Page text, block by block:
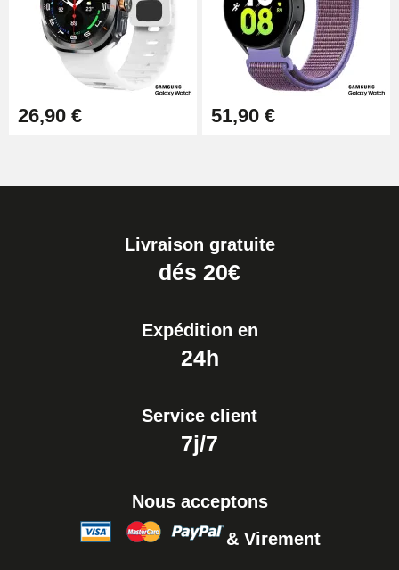
26,90 € 51,90 €
Livraison gratuite
dés 20€
Expédition en
24h
Service client
7j/7
Nous acceptons
& Virement